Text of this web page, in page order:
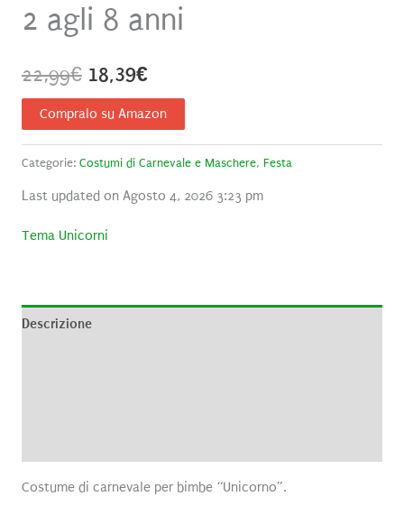
2 agli 8 anni
22,99€ Il
prezzo
originale
era:
22,99€.
18,39€Il
prezzo
attuale
è:
Compralo su Amazon
Categorie: Costumi di Carnevale e Maschere, Festa
Last updated on Agosto 4, 2026 3:23 pm
Tema Unicorni
Descrizione
Costume di carnevale per bimbe “Unicorno”.